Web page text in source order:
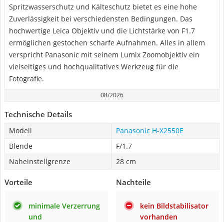
Spritzwasserschutz und Kälteschutz bietet es eine hohe
Zuverlässigkeit bei verschiedensten Bedingungen. Das
hochwertige Leica Objektiv und die Lichtstärke von F1.7
ermöglichen gestochen scharfe Aufnahmen. Alles in allem
verspricht Panasonic mit seinem Lumix Zoomobjektiv ein
vielseitiges und hochqualitatives Werkzeug für die
Fotografie.
08/2026
Technische Details
Modell
Panasonic H-X2550E
Blende
F/1.7
Naheinstellgrenze
28 cm
Vorteile
minimale Verzerrung
und
Nachteile
kein Bildstabilisator
vorhanden